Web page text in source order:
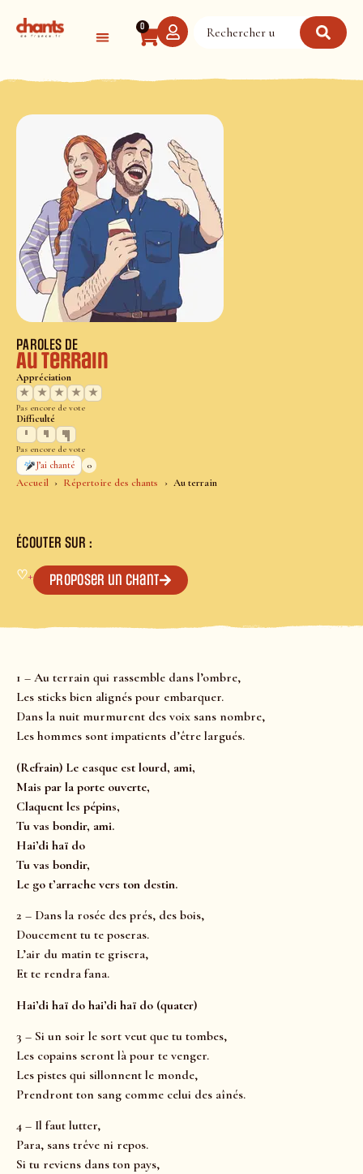
0
Accueil Répertoire des chants Au terrain
PAROLES DE
Au terrain
Appréciation
★
★ ★ ★ ★
Pas encore de vote
Difficulté
Pas encore de vote
J’ai chanté
0
ÉCOUTER SUR :
♡+ Proposer un chant
1 – Au terrain qui rassemble dans l’ombre,
Les sticks bien alignés pour embarquer.
Dans la nuit murmurent des voix sans nombre,
Les hommes sont impatients d’être largués.
(Refrain) Le casque est lourd, ami,
Mais par la porte ouverte,
Claquent les pépins,
Tu vas bondir, ami.
Hai’di haï do
Tu vas bondir,
Le go t’arrache vers ton destin.
2 – Dans la rosée des prés, des bois,
Doucement tu te poseras.
L’air du matin te grisera,
Et te rendra fana.
Hai’di haï do hai’di haï do (quater)
3 – Si un soir le sort veut que tu tombes,
Les copains seront là pour te venger.
Les pistes qui sillonnent le monde,
Prendront ton sang comme celui des aînés.
4 – Il faut lutter,
Para, sans trêve ni repos.
Si tu reviens dans ton pays,